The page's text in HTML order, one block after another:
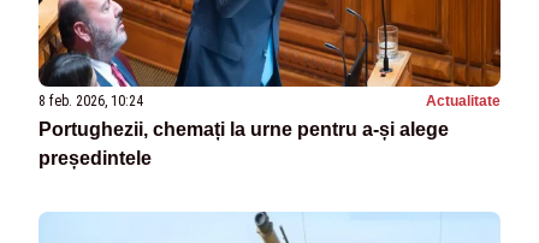
8 feb. 2026, 10:24 Actualitate
Portughezii, chemați la urne pentru a-și alege
președintele